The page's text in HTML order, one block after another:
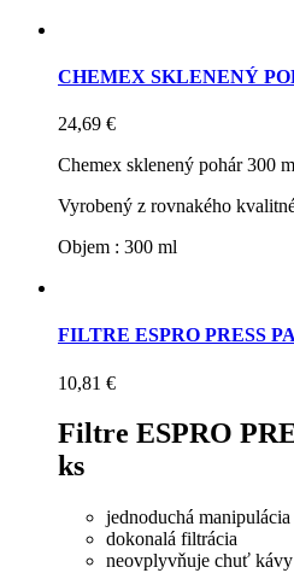
CHEMEX SKLENENÝ
24,69 €
Chemex sklenený pohár 300
Vyrobený z rovnakého
Objem : 300 ml
FILTRE ESPRO PRESS
10,81 €
Filtre ESPRO
ks
jednoduchá manipulácia
dokonalá filtrácia
neovplyvňuje chuť kávy